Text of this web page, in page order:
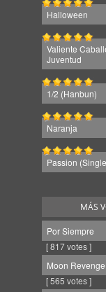
Halloween
Valiente
Juventud
1/2 (Hanbun)
Naranja
Passion
MÁS
Por Siempre
[ 817 votes ]
Moon Revenge
[ 565 votes ]